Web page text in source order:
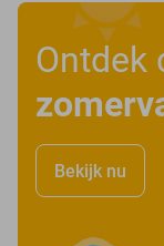
Ontdek
Bekijk nu